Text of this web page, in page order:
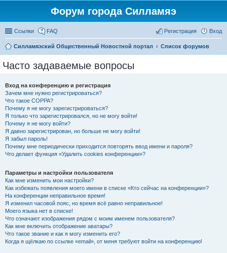
Форум города Силламяэ
Ссылки FAQ Вход
Регистрация
Силламяэский Общественный Новостной портал Список форумов
Часто задаваемые вопросы
Вход на конференцию и регистрация
Зачем мне нужно регистрироваться?
Что такое COPPA?
Почему я не могу зарегистрироваться?
Я только что зарегистрировался, но не могу войти!
Почему я не могу войти?
Я давно зарегистрирован, но больше не могу войти!
Я забыл пароль!
Почему мне периодически приходится повторять ввод имени и пароля?
Что делает функция «Удалить cookies конференции»?
Параметры и настройки пользователя
Как мне изменить мои настройки?
Как избежать появления моего имени в списке «Кто сейчас на конференции»?
На конференции неправильное время!
Я изменил часовой пояс, но время всё равно неправильное!
Моего языка нет в списке!
Что означают изображения рядом с моим именем пользователя?
Как мне включить отображение аватары?
Что такое звание и как я могу изменить его?
Когда я щёлкаю по ссылке «email», от меня требуют войти на конференцию!